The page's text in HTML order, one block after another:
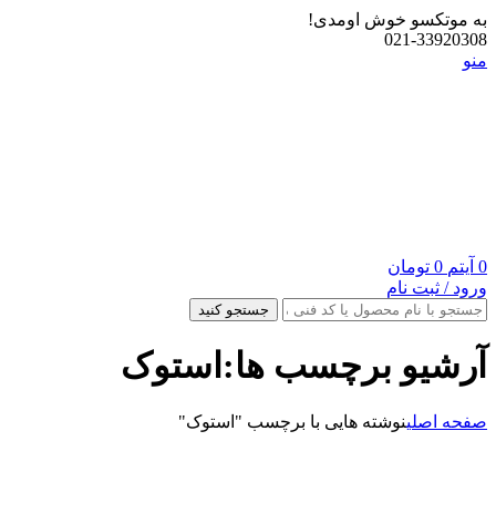
به موتکسو خوش اومدی!
021-33920308
منو
0 آیتم 0 تومان
ورود / ثبت نام
جستجو کنید
آرشیو برچسب ها:استوک
صفحه اصلینوشته هایی با برچسب "استوک"